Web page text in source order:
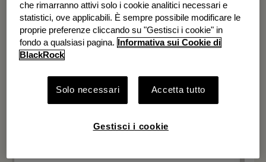
che rimarranno attivi solo i cookie analitici necessari e
statistici, ove applicabili. È sempre possibile modificare le
proprie preferenze cliccando su "Gestisci i cookie" in
fondo a qualsiasi pagina.
Informativa sui Cookie di
BlackRock
Solo necessari Accetta tutto
Gestisci i cookie